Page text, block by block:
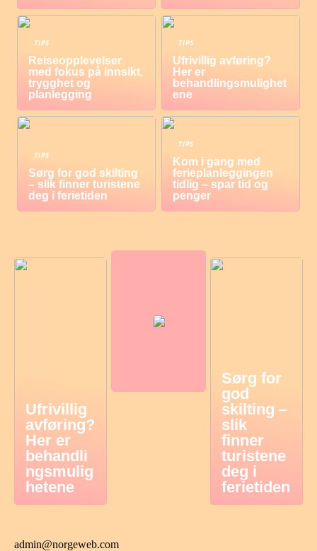
TIPS
Reiseopplevelser
med fokus på innsikt,
trygghet og
planlegging
TIPS
Ufrivillig avføring?
Her er
behandlingsmulighet
ene
TIPS
Sørg for god skilting
– slik finner turistene
deg i ferietiden
TIPS
Kom i gang med
ferieplanleggingen
tidlig – spar tid og
penger
Ufrivillig
avføring?
Her er
behandli
ngsmulig
hetene
Sørg for
god
skilting –
slik
finner
turistene
deg i
ferietiden
admin@norgeweb.com